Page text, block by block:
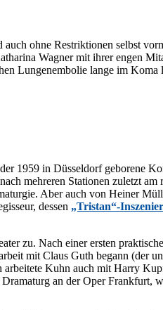
ohne Re­strik­tio­nen selbst
Wag­ner mit ih­rer en­gen
Lun­gen­em­bo­lie lan­ge im Koma
1959 in Düs­sel­dorf ge­bo­re­ne
meh­re­ren Sta­tio­nen zu­letzt
Aber auch von Hei­ner
des­sen „Tristan“-
zu. Nach ei­ner ers­ten
mit Claus Guth be­gann (der
Kuhn auch mit Har­ry
an der Oper Frank­furt,